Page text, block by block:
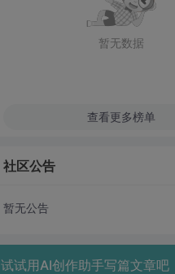
暂无数据
查看更多榜单
社区公告
暂无公告
试试用AI创作助手写篇文章吧